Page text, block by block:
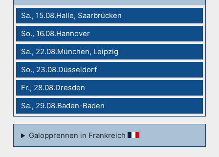
Sa., 15.08.Halle, Saarbrücken
So., 16.08.Hannover
Sa., 22.08.München, Leipzig
So., 23.08.Düsseldorf
Fr., 28.08.Dresden
Sa., 29.08.Baden-Baden
Galopprennen in Frankreich